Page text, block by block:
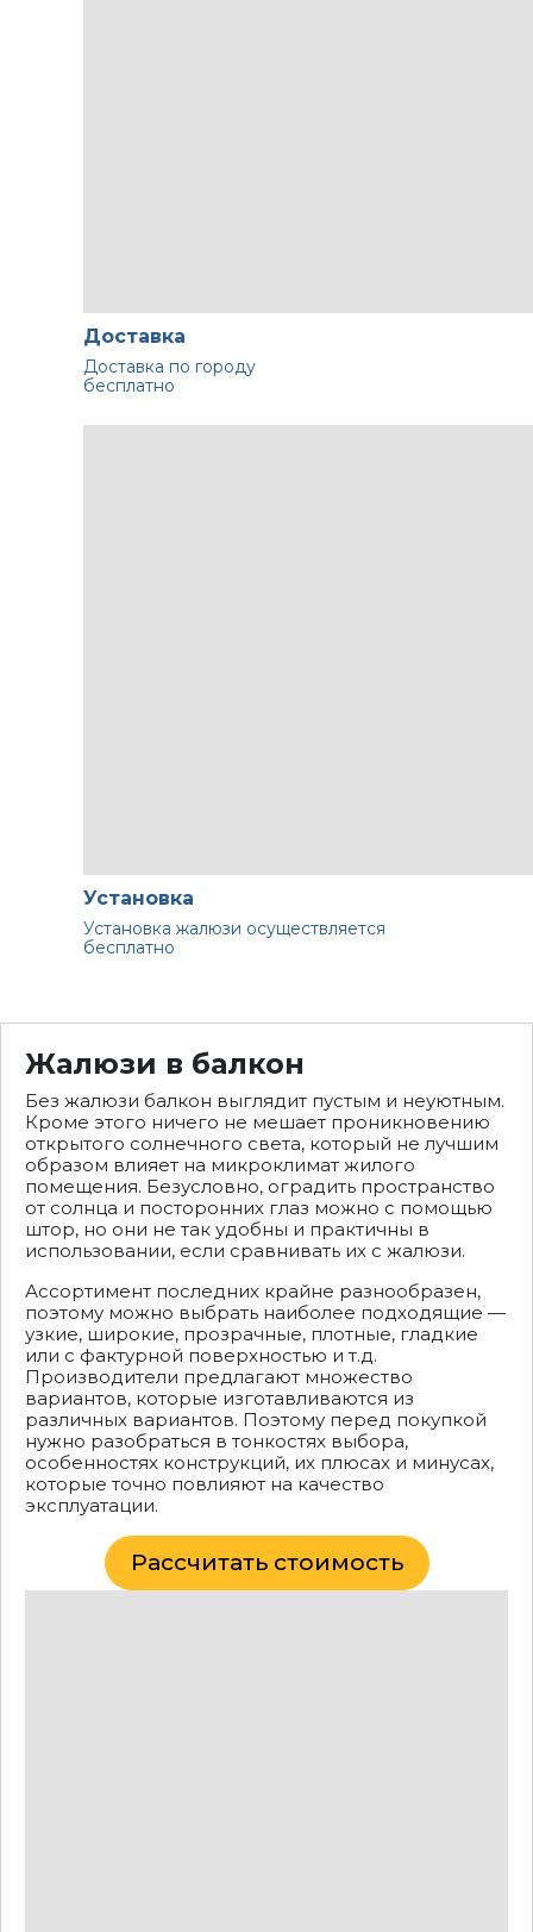
Доставка
Доставка по городу
бесплатно
Установка
Установка жалюзи осуществляется
бесплатно
Жалюзи в балкон
Без жалюзи балкон выглядит пустым и неуютным.
Кроме этого ничего не мешает проникновению
открытого солнечного света, который не лучшим
образом влияет на микроклимат жилого
помещения. Безусловно, оградить пространство
от солнца и посторонних глаз можно с помощью
штор, но они не так удобны и практичны в
использовании, если сравнивать их с жалюзи.
Ассортимент последних крайне разнообразен,
поэтому можно выбрать наиболее подходящие —
узкие, широкие, прозрачные, плотные, гладкие
или с фактурной поверхностью и т.д.
Производители предлагают множество
вариантов, которые изготавливаются из
различных вариантов. Поэтому перед покупкой
нужно разобраться в тонкостях выбора,
особенностях конструкций, их плюсах и минусах,
которые точно повлияют на качество
эксплуатации.
Рассчитать стоимость